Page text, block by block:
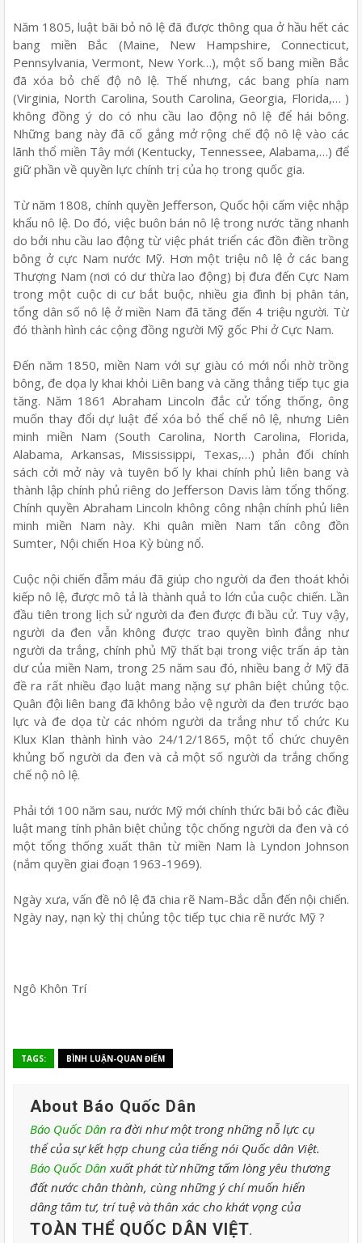
Năm 1805, luật bãi bỏ nô lệ đã được thông qua ở hầu hết các
bang miền Bắc (Maine, New Hampshire, Connecticut,
Pennsylvania, Vermont, New York…), một số bang miền Bắc
đã xóa bỏ chế độ nô lệ. Thế nhưng, các bang phía nam
(Virginia, North Carolina, South Carolina, Georgia, Florida,… )
không đồng ý do có nhu cầu lao động nô lệ để hái bông.
Những bang này đã cố gắng mở rộng chế độ nô lệ vào các
lãnh thổ miền Tây mới (Kentucky, Tennessee, Alabama,…) để
giữ phần về quyền lực chính trị của họ trong quốc gia.
Từ năm 1808, chính quyền Jefferson, Quốc hội cấm việc nhập
khẩu nô lệ. Do đó, việc buôn bán nô lệ trong nước tăng nhanh
do bởi nhu cầu lao động từ việc phát triển các đồn điền trồng
bông ở cực Nam nước Mỹ. Hơn một triệu nô lệ ở các bang
Thượng Nam (nơi có dư thừa lao động) bị đưa đến Cực Nam
trong một cuộc di cư bắt buộc, nhiều gia đình bị phân tán,
tổng dân số nô lệ ở miền Nam đã tăng đến 4 triệu người. Từ
đó thành hình các cộng đồng người Mỹ gốc Phi ở Cực Nam.
Đến năm 1850, miền Nam với sự giàu có mới nổi nhờ trồng
bông, đe dọa ly khai khỏi Liên bang và căng thẳng tiếp tục gia
tăng. Năm 1861 Abraham Lincoln đắc cử tổng thống, ông
muốn thay đổi dự luật để xóa bỏ thể chế nô lệ, nhưng Liên
minh miền Nam (South Carolina, North Carolina, Florida,
Alabama, Arkansas, Mississippi, Texas,…) phản đối chính
sách cởi mở này và tuyên bố ly khai chính phủ liên bang và
thành lập chính phủ riêng do Jefferson Davis làm tổng thống.
Chính quyền Abraham Lincoln không công nhận chính phủ liên
minh miền Nam này. Khi quân miền Nam tấn công đồn
Sumter, Nội chiến Hoa Kỳ bùng nổ.
Cuộc nội chiến đẫm máu đã giúp cho người da đen thoát khỏi
kiếp nô lệ, được mô tả là thành quả to lớn của cuộc chiến. Lần
đầu tiên trong lịch sử người da đen được đi bầu cử. Tuy vậy,
người da đen vẫn không được trao quyền bình đẳng như
người da trắng, chính phủ Mỹ thất bại trong việc trấn áp tàn
dư của miền Nam, trong 25 năm sau đó, nhiều bang ở Mỹ đã
đề ra rất nhiều đạo luật mang nặng sự phân biệt chủng tộc.
Quân đội liên bang đã không bảo vệ người da đen trước bạo
lực và đe dọa từ các nhóm người da trắng như tổ chức Ku
Klux Klan thành hình vào 24/12/1865, một tổ chức chuyên
khủng bố người da đen và cả một số người da trắng chống
chế nộ nô lệ.
Phải tới 100 năm sau, nước Mỹ mới chính thức bãi bỏ các điều
luật mang tính phân biệt chủng tộc chống người da đen và có
một tổng thống xuất thân từ miền Nam là Lyndon Johnson
(nắm quyền giai đoạn 1963-1969).
Ngày xưa, vấn đề nô lệ đã chia rẽ Nam-Bắc dẫn đến nội chiến.
Ngày nay, nạn kỳ thị chủng tộc tiếp tục chia rẽ nước Mỹ ?
Ngô Khôn Trí
TAGS: BÌNH LUẬN-QUAN ĐIỂM
About Báo Quốc Dân
Báo Quốc Dân ra đời như một trong những nỗ lực cụ
thể của sự kết hợp chung của tiếng nói Quốc dân Việt.
Báo Quốc Dân xuất phát từ những tấm lòng yêu thương
đất nước chân thành, cùng những ý chí muốn hiến
dâng tâm tư, trí tuệ và thân xác cho khát vọng của
TOÀN THỂ QUỐC DÂN VIỆT.